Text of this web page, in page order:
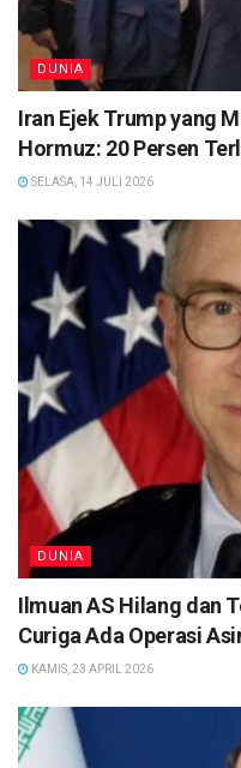
DUNIA
Iran Ejek Trump yang
Hormuz: 20 Persen
SELASA, 14 JULI 2026
DUNIA
Ilmuan AS Hilang dan
Curiga Ada Operasi
KAMIS, 23 APRIL 2026